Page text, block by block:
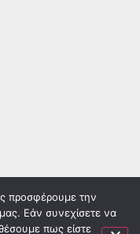
προσφέρουμε την
Εάν συνεχίσετε να
πως είστε